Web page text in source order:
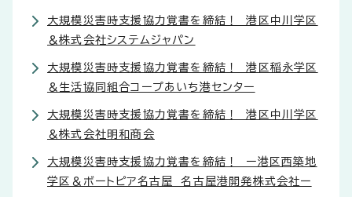
大規模災害時支援協力覚書を締結！ 港区中川学区
＆株式会社システムジャパン
大規模災害時支援協力覚書を締結！ 港区稲永学区
＆生活協同組合コープあいち港センター
大規模災害時支援協力覚書を締結！ 港区中川学区
＆株式会社明和商会
大規模災害時支援協力覚書を締結！ ー港区西築地
学区＆ボートピア名古屋 名古屋港開発株式会社ー